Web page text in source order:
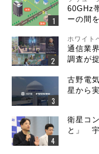
60GHz
ーの間
ホワイト
通信業
調査が
古野電
星から
衛星コ
と」 宇